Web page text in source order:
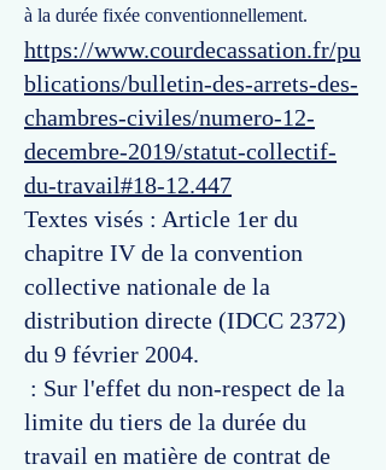
à la durée fixée conventionnellement.
https://www.courdecassation.fr/pu
blications/bulletin-des-arrets-des-
chambres-civiles/numero-12-
decembre-2019/statut-collectif-
du-travail#18-12.447
Textes visés : Article 1er du
chapitre IV de la convention
collective nationale de la
distribution directe (IDCC 2372)
du 9 février 2004.
: Sur l'effet du non-respect de la
limite du tiers de la durée du
travail en matière de contrat de